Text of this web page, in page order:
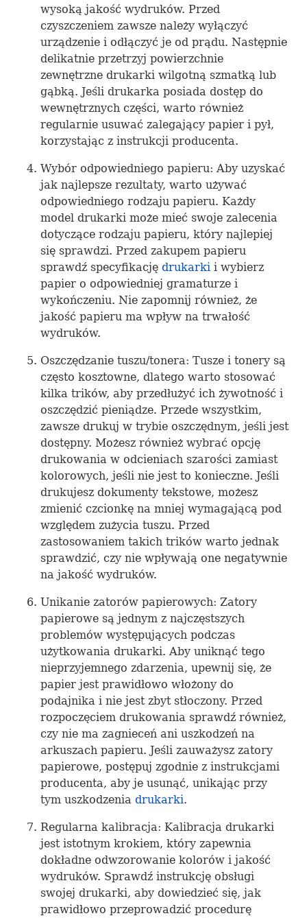
wysoką jakość wydruków. Przed
czyszczeniem zawsze należy wyłączyć
urządzenie i odłączyć je od prądu. Następnie
delikatnie przetrzyj powierzchnie
zewnętrzne drukarki wilgotną szmatką lub
gąbką. Jeśli drukarka posiada dostęp do
wewnętrznych części, warto również
regularnie usuwać zalegający papier i pył,
korzystając z instrukcji producenta.
Wybór odpowiedniego papieru: Aby uzyskać
jak najlepsze rezultaty, warto używać
odpowiedniego rodzaju papieru. Każdy
model drukarki może mieć swoje zalecenia
dotyczące rodzaju papieru, który najlepiej
się sprawdzi. Przed zakupem papieru
sprawdź specyfikację drukarki i wybierz
papier o odpowiedniej gramaturze i
wykończeniu. Nie zapomnij również, że
jakość papieru ma wpływ na trwałość
wydruków.
Oszczędzanie tuszu/tonera: Tusze i tonery są
często kosztowne, dlatego warto stosować
kilka trików, aby przedłużyć ich żywotność i
oszczędzić pieniądze. Przede wszystkim,
zawsze drukuj w trybie oszczędnym, jeśli jest
dostępny. Możesz również wybrać opcję
drukowania w odcieniach szarości zamiast
kolorowych, jeśli nie jest to konieczne. Jeśli
drukujesz dokumenty tekstowe, możesz
zmienić czcionkę na mniej wymagającą pod
względem zużycia tuszu. Przed
zastosowaniem takich trików warto jednak
sprawdzić, czy nie wpływają one negatywnie
na jakość wydruków.
Unikanie zatorów papierowych: Zatory
papierowe są jednym z najczęstszych
problemów występujących podczas
użytkowania drukarki. Aby uniknąć tego
nieprzyjemnego zdarzenia, upewnij się, że
papier jest prawidłowo włożony do
podajnika i nie jest zbyt stłoczony. Przed
rozpoczęciem drukowania sprawdź również,
czy nie ma zagnieceń ani uszkodzeń na
arkuszach papieru. Jeśli zauważysz zatory
papierowe, postępuj zgodnie z instrukcjami
producenta, aby je usunąć, unikając przy
tym uszkodzenia drukarki.
Regularna kalibracja: Kalibracja drukarki
jest istotnym krokiem, który zapewnia
dokładne odwzorowanie kolorów i jakość
wydruków. Sprawdź instrukcję obsługi
swojej drukarki, aby dowiedzieć się, jak
prawidłowo przeprowadzić procedurę